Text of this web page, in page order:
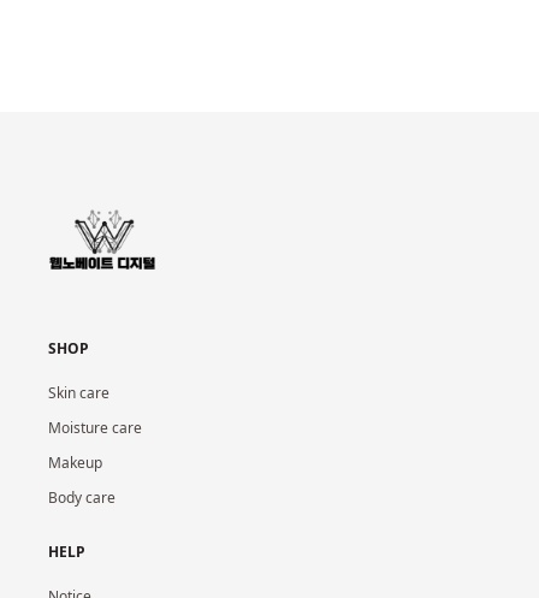
SHOP
Skin care
Moisture care
Makeup
Body care
HELP